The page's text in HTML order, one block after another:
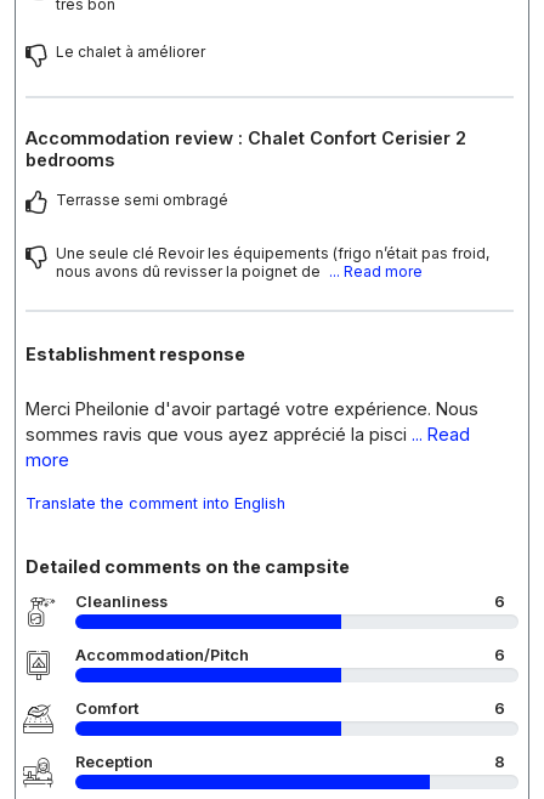
très bon
Le chalet à améliorer
Accommodation review : Chalet Confort Cerisier 2
bedrooms
Terrasse semi ombragé
Une seule clé Revoir les équipements (frigo n’était pas froid,
nous avons dû revisser la poignet de ... Read more
Establishment response
Merci Pheilonie d'avoir partagé votre expérience. Nous
sommes ravis que vous ayez apprécié la pisci ... Read
more
Translate the comment into English
Detailed comments on the campsite
Cleanliness 6
Accommodation/Pitch 6
Comfort 6
Reception 8